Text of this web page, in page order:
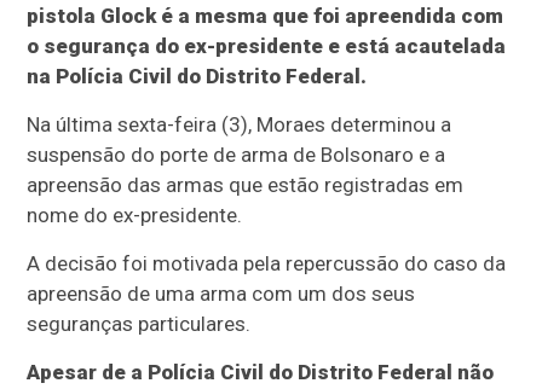
pistola Glock é a mesma que foi apreendida com
o segurança do ex-presidente e está acautelada
na Polícia Civil do Distrito Federal.
Na última sexta-feira (3), Moraes determinou a
suspensão do porte de arma de Bolsonaro e a
apreensão das armas que estão registradas em
nome do ex-presidente.
A decisão foi motivada pela repercussão do caso da
apreensão de uma arma com um dos seus
seguranças particulares.
Apesar de a Polícia Civil do Distrito Federal não